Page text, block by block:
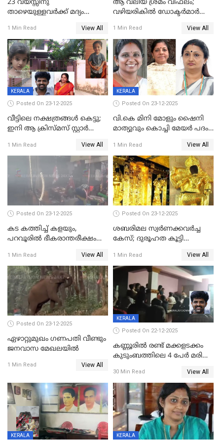
23 വയസ്സിനു
താഴെയുള്ളവർക്ക് മദ്യം
നടപടി;സ്ഥാപനങ്ങൾക്കെതിരെ
രണ്ട് കേസുകൾ
1 Min Read View All
ആ വലിയ ശ്രമം വിഫലം;
വഴിയരികില്‍ ‌ഡോക്ടര്‍മാര്‍
മരണത്തിന് കീഴടങ്ങി
1 Min Read View All
KERALA
Posted On 23-12-2025
വീട്ടിലെ നക്ഷത്രങ്ങൾ കെട്ടു;
ഇനി ആ ക്രിസ്മസ് സ്റ്റാർ
വേണ്ടിയുള്ള
പിടിവലിക്കിടയിൽ
അപ്പൂപ്പനെതിരെ പോക്സോ
കേസ് ഒടുവിൽ 4 ജീവനുകൾ
പൊലിഞ്ഞു
1 Min Read View All
KERALA
Posted On 23-12-2025
വി.കെ മിനി മോളും ഷൈനി
മാത്യുവും കൊച്ചി മേയർ പദം
മേയറാകില്ല
1 Min Read View All
Posted On 23-12-2025
കട കത്തിച്ച് കളയും,
പറവൂരില്‍ ഭീകരാന്തരീക്ഷം
1 Min Read View All
Posted On 23-12-2025
ശബരിമല സ്വര്‍ണക്കവര്‍ച്ച
കേസ്; ദുരൂഹത കൂട്ടി
1 Min Read View All
Posted On 23-12-2025
ഏഴാറ്റുമുഖം ഗണപതി വീണ്ടും
ജനവാസ മേഖലയിൽ
1 Min Read View All
KERALA
Posted On 22-12-2025
കണ്ണൂരിൽ രണ്ട് മക്കളടക്കം
കുടുംബത്തിലെ 4 പേർ മരിച്ച
30 Min Read View All
KERALA KERALA